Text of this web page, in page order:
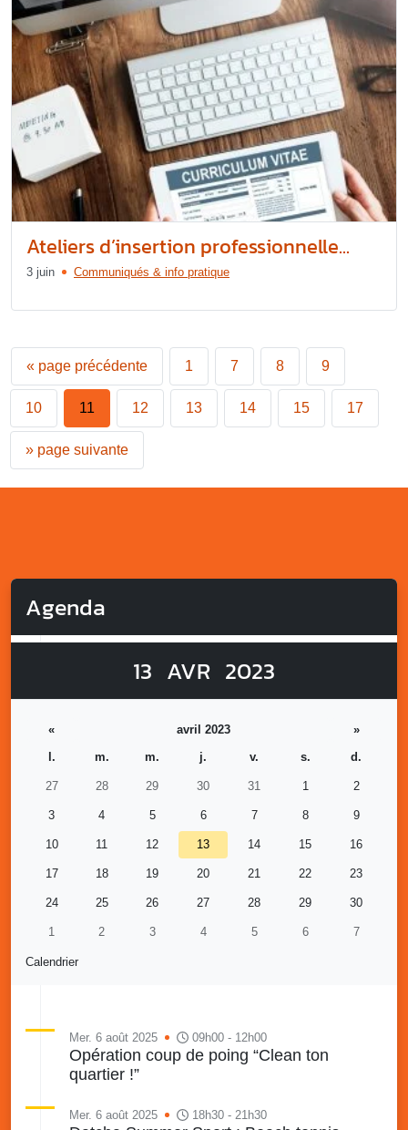
Ateliers d’insertion professionnelle...
3 juin Communiqués & info pratique
« page précédente 1 7 8 9
10 11 12 13 14 15 17
» page suivante
Agenda
13 AVR 2023
Calendrier
« avril 2023
»
l.
m. m. j. v. s. d.
27 28 29 30 31 1 2
3 4 5 6 7 8 9
10 11 12 13 14 15 16
17 18 19 20 21 22 23
24 25 26 27 28 29 30
1 2 3 4 5 6 7
Mer. 6 août 2025 09h00 - 12h00
Opération coup de poing “Clean ton
quartier !”
Mer. 6 août 2025 18h30 - 21h30